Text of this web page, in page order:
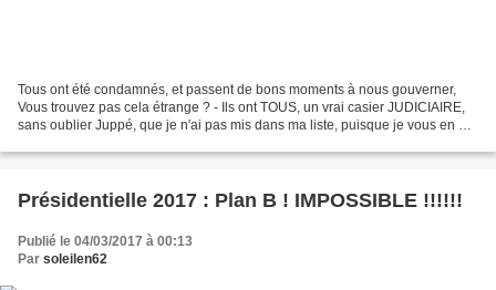
Tous ont été condamnés, et passent de bons moments à nous gouverner,
Vous trouvez pas cela étrange ? - Ils ont TOUS, un vrai casier JUDICIAIRE,
sans oublier Juppé, que je n'ai pas mis dans ma liste, puisque je vous en ai
Présidentielle 2017 : Plan B ! IMPOSSIBLE !!!!!!
Publié le 04/03/2017 à 00:13
Par soleilen62